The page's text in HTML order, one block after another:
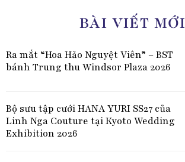
BÀI VIẾT MỚI
Ra mắt “Hoa Hảo Nguyệt Viên” – BST
bánh Trung thu Windsor Plaza 2026
Bộ sưu tập cưới HANA YURI SS27 của
Linh Nga Couture tại Kyoto Wedding
Exhibition 2026